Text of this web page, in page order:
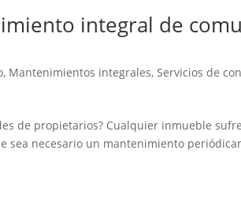
integral de
, Mantenimientos integrales, Servicios de
de propietarios? Cualquier inmueble
sea necesario un mantenimiento